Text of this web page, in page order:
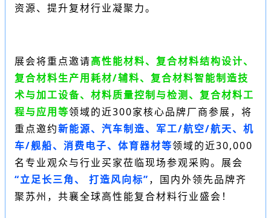
资源、提升复材行业凝聚力。
展会将重点邀请高性能材料、复合材料结构设计、
复合材料生产用耗材/辅料、复合材料智能制造技
术与加工设备、材料质量控制与检测、复合材料工
程与应用等领域的近300家核心品牌厂商参展，将
重点邀约新能源、汽车制造、军工/航空/航天、机
车/舰船、消费电子、体育器材等领域的近30,000
名专业观众与行业买家莅临现场参观采购。展会
“立足长三角、 打造风向标”，国内外领先品牌齐
聚苏州，共襄全球高性能复合材料行业盛会！